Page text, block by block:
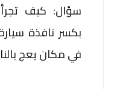
سؤال: كيف
بكسر نافذة
في مكان يعج